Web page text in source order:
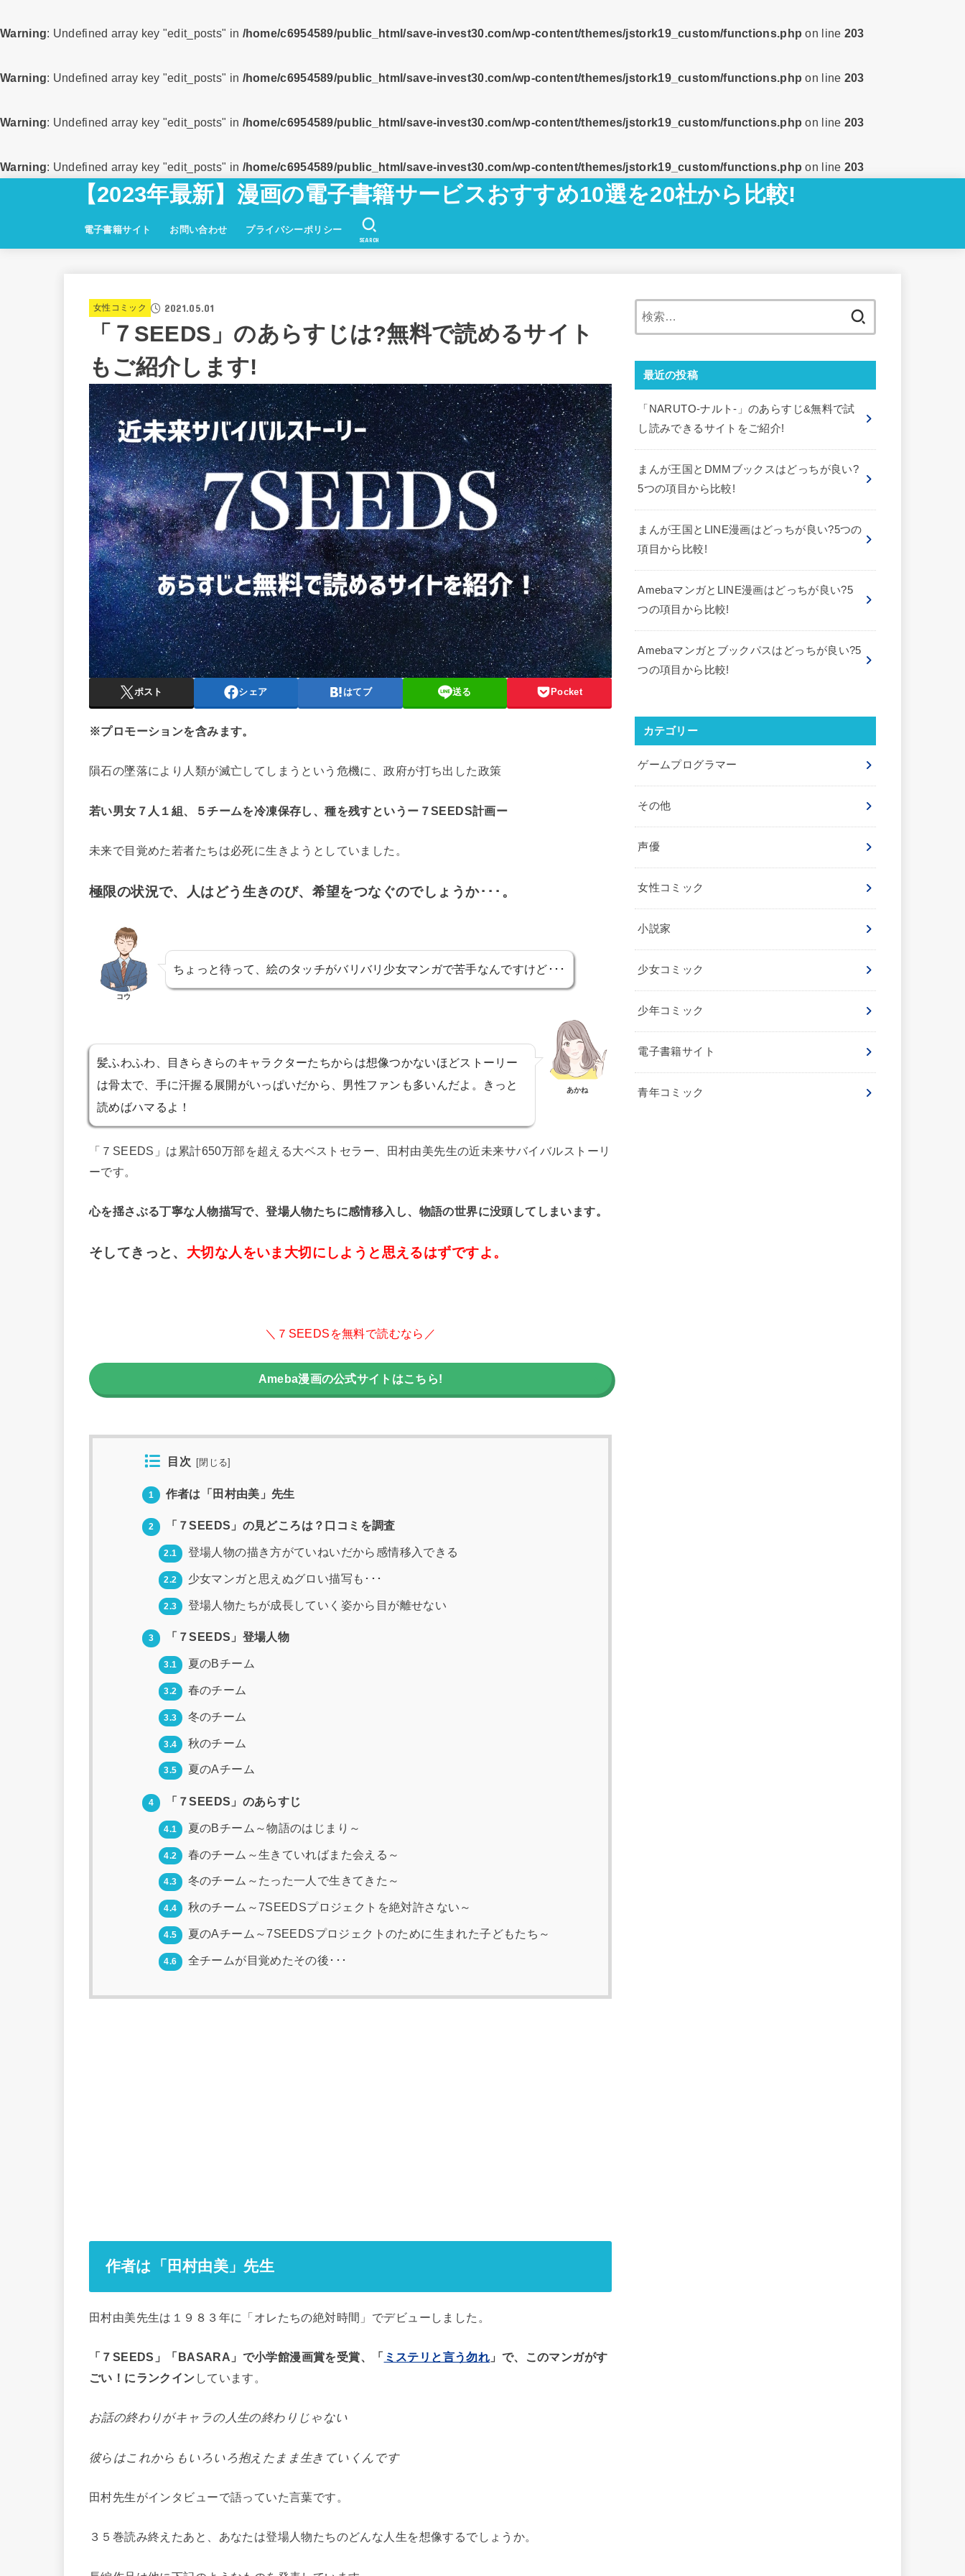
Warning: Undefined array key "edit_posts" in /home/c6954589/public_html/save-invest30.com/wp-content/themes/jstork19_custom/functions.php on line 203
Warning: Undefined array key "edit_posts" in /home/c6954589/public_html/save-invest30.com/wp-content/themes/jstork19_custom/functions.php on line 203
Warning: Undefined array key "edit_posts" in /home/c6954589/public_html/save-invest30.com/wp-content/themes/jstork19_custom/functions.php on line 203
Warning: Undefined array key "edit_posts" in /home/c6954589/public_html/save-invest30.com/wp-content/themes/jstork19_custom/functions.php on line 203
【2023年最新】漫画の電子書籍サービスおすすめ10選を20社から比較!
電子書籍サイト お問い合わせ プライバシーポリシー
SEARCH
女性コミック 2021.05.01
「７SEEDS」のあらすじは?無料で読めるサイト
もご紹介します!
ポスト シェア はてブ 送る Pocket
※プロモーションを含みます。
隕石の墜落により人類が滅亡してしまうという危機に、政府が打ち出した政策
若い男女７人１組、５チームを冷凍保存し、種を残すというー７SEEDS計画ー
未来で目覚めた若者たちは必死に生きようとしていました。
極限の状況で、人はどう生きのび、希望をつなぐのでしょうか･･･。
コウ
ちょっと待って、絵のタッチがバリバリ少女マンガで苦手なんですけど･･･
髪ふわふわ、目きらきらのキャラクターたちからは想像つかないほどストーリー
は骨太で、手に汗握る展開がいっぱいだから、男性ファンも多いんだよ。きっと
読めばハマるよ！
あかね
「７SEEDS」は累計650万部を超える大ベストセラー、田村由美先生の近未来サバイバルストーリ
ーです。
心を揺さぶる丁寧な人物描写で、登場人物たちに感情移入し、物語の世界に没頭してしまいます。
そしてきっと、 大切な人をいま大切にしようと思えるはずですよ。
＼７SEEDSを無料で読むなら／
Ameba漫画の公式サイトはこちら!
目次 閉じる
1 作者は「田村由美」先生
2 「７SEEDS」の見どころは？口コミを調査
2.1 登場人物の描き方がていねいだから感情移入できる
2.2 少女マンガと思えぬグロい描写も･･･
2.3 登場人物たちが成長していく姿から目が離せない
3 「７SEEDS」登場人物
3.1 夏のBチーム
3.2 春のチーム
3.3 冬のチーム
3.4 秋のチーム
3.5 夏のAチーム
4 「７SEEDS」のあらすじ
4.1 夏のBチーム～物語のはじまり～
4.2 春のチーム～生きていればまた会える～
4.3 冬のチーム～たった一人で生きてきた～
4.4 秋のチーム～7SEEDSプロジェクトを絶対許さない～
4.5 夏のAチーム～7SEEDSプロジェクトのために生まれた子どもたち～
4.6 全チームが目覚めたその後･･･
作者は「田村由美」先生
田村由美先生は１９８３年に「オレたちの絶対時間」でデビューしました。
「７SEEDS」「BASARA」で小学館漫画賞を受賞、「 ミステリと言う勿れ 」で、このマンガがす
ごい！にランクイン しています。
お話の終わりがキャラの人生の終わりじゃない
彼らはこれからもいろいろ抱えたまま生きていくんです
田村先生がインタビューで語っていた言葉です。
３５巻読み終えたあと、あなたは登場人物たちのどんな人生を想像するでしょうか。
最近の投稿
「NARUTO-ナルト-」のあらすじ&無料で試
し読みできるサイトをご紹介!
まんが王国とDMMブックスはどっちが良い?
5つの項目から比較!
まんが王国とLINE漫画はどっちが良い?5つの
項目から比較!
AmebaマンガとLINE漫画はどっちが良い?5
つの項目から比較!
Amebaマンガとブックパスはどっちが良い?5
つの項目から比較!
カテゴリー
ゲームプログラマー
その他
声優
女性コミック
小説家
少女コミック
少年コミック
電子書籍サイト
青年コミック